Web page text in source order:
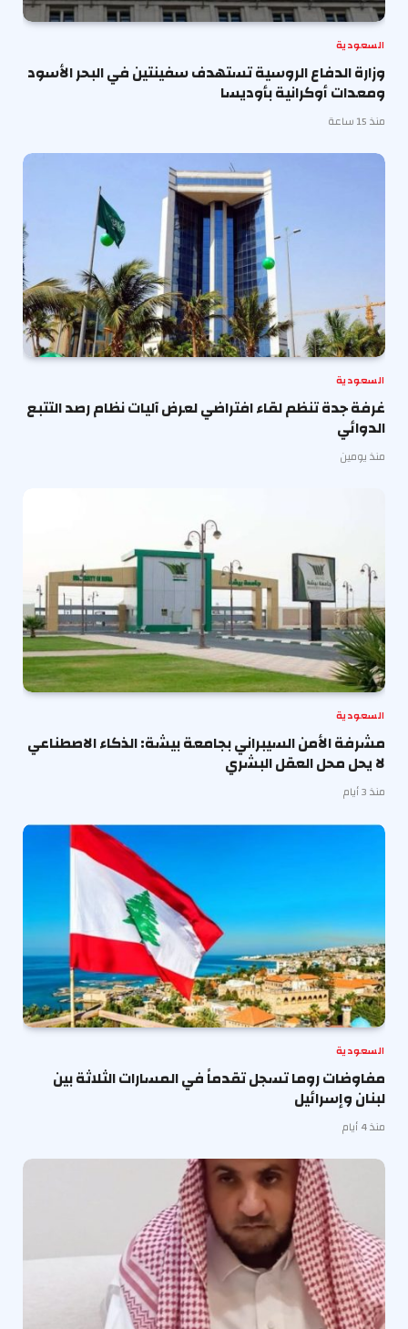
السعودية
وزارة الدفاع الروسية تستهدف سفينتين في البحر الأسود
ومعدات أوكرانية بأوديسا
منذ 15 ساعة
السعودية
غرفة جدة تنظم لقاء افتراضي لعرض آليات نظام رصد التتبع
الدوائي
منذ يومين
السعودية
مشرفة الأمن السيبراني بجامعة بيشة: الذكاء الاصطناعي
لا يحل محل العقل البشري
منذ 3 أيام
السعودية
مفاوضات روما تسجل تقدماً في المسارات الثلاثة بين
لبنان وإسرائيل
منذ 4 أيام